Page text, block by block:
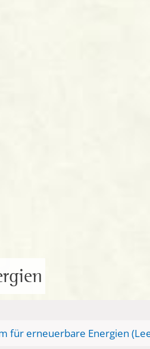
für erneuerbare Energien